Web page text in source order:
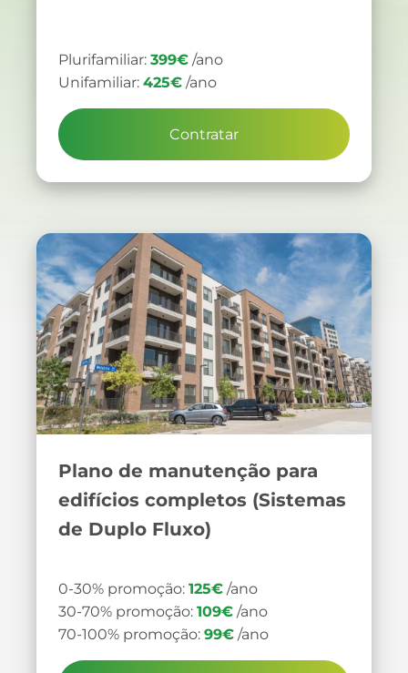
Plurifamiliar: 399€ /ano
Unifamiliar: 425€ /ano
Contratar
Plano de manutenção para
edifícios completos (Sistemas
de Duplo Fluxo)
0-30% promoção: 125€ /ano
30-70% promoção: 109€ /ano
70-100% promoção: 99€ /ano